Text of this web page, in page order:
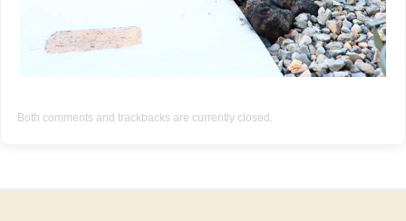
Both comments and trackbacks are currently closed.